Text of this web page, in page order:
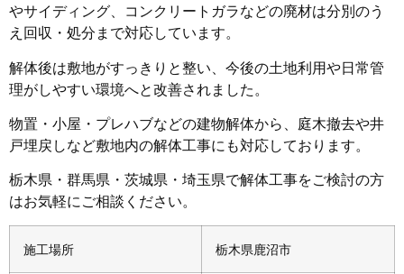
やサイディング、コンクリートガラなどの廃材は分別のう
え回収・処分まで対応しています。
解体後は敷地がすっきりと整い、今後の土地利用や日常管
理がしやすい環境へと改善されました。
物置・小屋・プレハブなどの建物解体から、庭木撤去や井
戸埋戻しなど敷地内の解体工事にも対応しております。
栃木県・群馬県・茨城県・埼玉県で解体工事をご検討の方
はお気軽にご相談ください。
施工場所 栃木県鹿沼市